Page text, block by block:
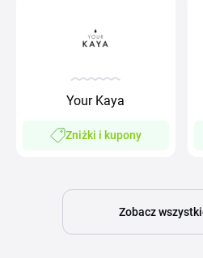
Your Kaya
Zniżki i kupony
Zobacz